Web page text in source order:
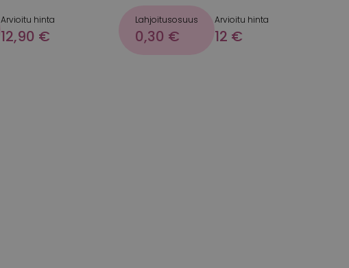
Arvioitu hinta
12,90 €
Lahjoitusosuus
0,30 €
Arvioitu hinta
12 €